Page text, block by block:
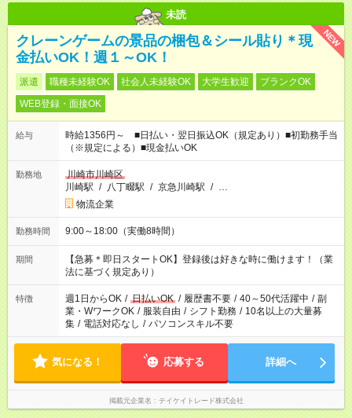
未読
NEW
クレーンゲームの景品の梱包＆シール貼り＊現
金払いOK！週１～OK！
派遣 職種未経験OK 社会人未経験OK 大学生歓迎
ブランクOK
WEB登録・面接OK
給与
時給1356円～ ■日払い・翌日振込OK（規定あり）■初勤務手当
（※規定による）■現金払いOK
勤務地
川崎市川崎区
川崎駅 / 八丁畷駅 / 京急川崎駅 / …
物流企業
勤務時間 9:00～18:00（実働8時間）
期間
【急募＊即日スタートOK】登録後は好きな時に働けます！（業
法に基づく規定あり）
特徴 週1日からOK / 日払いOK / 履歴書不要 / 40～50代活躍中 / 副
業・WワークOK / 服装自由 / シフト勤務 / 10名以上の大量募
集 / 電話対応なし / パソコンスキル不要
気になる！ 応募する 詳細へ
掲載元企業名 テイケイトレード株式会社